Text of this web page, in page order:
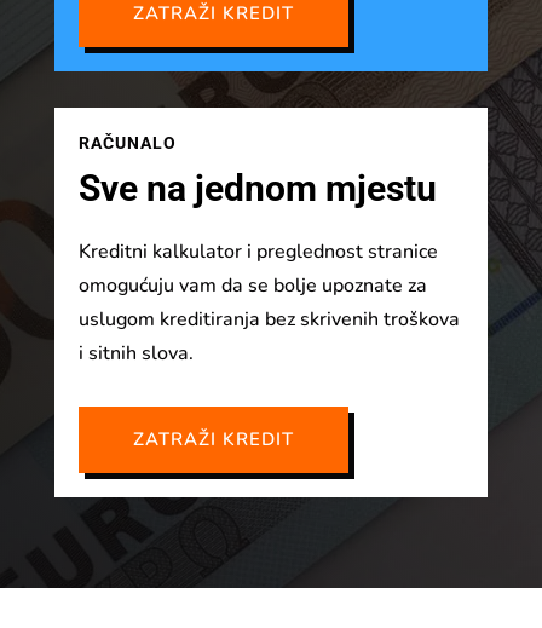
ZATRAŽI KREDIT
RAČUNALO
Sve na jednom mjestu
Kreditni kalkulator i preglednost stranice
omogućuju vam da se bolje upoznate za
uslugom kreditiranja bez skrivenih troškova
i sitnih slova.
ZATRAŽI KREDIT